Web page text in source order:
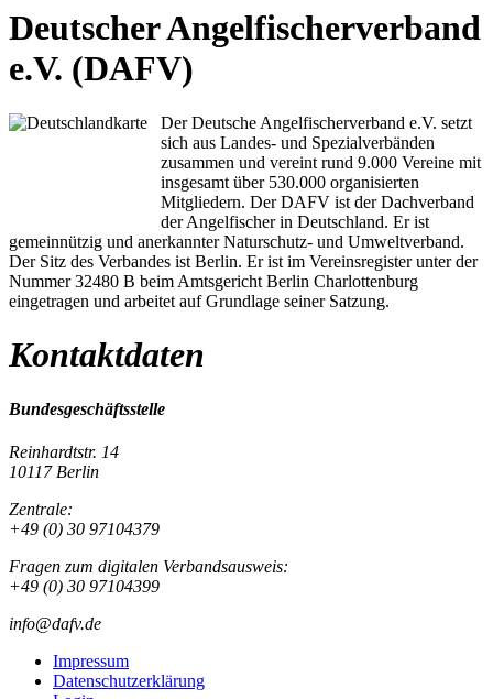
Deutscher Angelfischerverband
e.V. (DAFV)
Der Deutsche Angelfischerverband e.V. setzt
sich aus Landes- und Spezialverbänden
zusammen und vereint rund 9.000 Vereine mit
insgesamt über 530.000 organisierten
Mitgliedern. Der DAFV ist der Dachverband
der Angelfischer in Deutschland. Er ist
gemeinnützig und anerkannter Naturschutz- und Umweltverband.
Der Sitz des Verbandes ist Berlin. Er ist im Vereinsregister unter der
Nummer 32480 B beim Amtsgericht Berlin Charlottenburg
eingetragen und arbeitet auf Grundlage seiner Satzung.
Kontaktdaten
Bundesgeschäftsstelle
Reinhardtstr. 14
10117 Berlin
Zentrale:
+49 (0) 30 97104379
Fragen zum digitalen Verbandsausweis:
+49 (0) 30 97104399
info@dafv.de
Impressum
Datenschutzerklärung